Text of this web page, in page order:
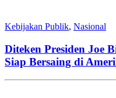
Kebijakan Publik, Nasional
Diteken Presiden Joe
Siap Bersaing di